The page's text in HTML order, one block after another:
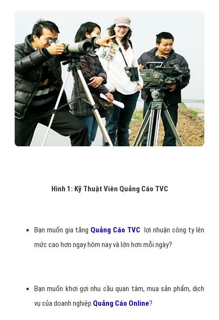
Hình 1: Kỹ Thuật Viên Quảng Cáo TVC
Bạn muốn gia tăng Quảng Cáo TVC lợi nhuận công ty lên
mức cao hơn ngay hôm nay và lớn hơn mỗi ngày?
Bạn muốn khơi gợi nhu cầu quan tâm, mua sản phẩm, dịch
vụ của doanh nghiệp Quảng Cáo Online?